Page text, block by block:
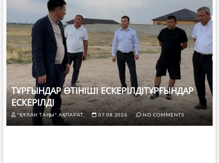
ТҰРҒЫНДАР ӨТІНІШІ ЕСКЕРІЛДІТҰРҒЫНДАР
ЕСКЕРІЛДІ
"ҚҰЛАН ТАҢЫ" АҚПАРАТ. 07.08.2026 NO COMMENTS